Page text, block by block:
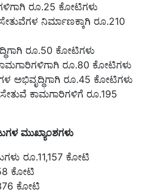
ರೂ.25 ಕೋಟಿಗಳು
ನಿರ್ಮಾಣಕ್ಕಾಗಿ ರೂ.210
ರೂ.50 ಕೋಟಿಗಳು
ರೂ.80 ಕೋಟಿಗಳು
ಅಭಿವೃದ್ಧಿಗಾಗಿ ರೂ.45 ಕೋಟಿಗಳು
ಕಾಮಗಾರಿಗಳಿಗೆ ರೂ.195
ಮುಖ್ಯಾಂಶಗಳು
ರೂ.11,157 ಕೋಟಿ
ಕೋಟಿ
ಕೋಟಿ